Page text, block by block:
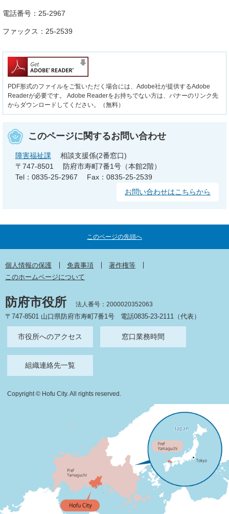
電話番号：25-2967
ファックス：25-2539
PDF形式のファイルをご覧いただく場合には、Adobe社が提供するAdobe
Readerが必要です。
Adobe Readerをお持ちでない方は、バナーのリンク先
からダウンロードしてください。（無料）
このページに関するお問い合わせ
障害福祉課
相談支援係(2番窓口)
〒747-8501
防府市寿町7番1号（本館2階）
Tel：0835-25-2967
Fax：0835-25-2539
お問い合わせはこちらから
このページの先頭へ
個人情報の保護 免責事項
著作権等
このホームページについて
防府市役所 法人番号：2000020352063
〒747-8501 山口県防府市寿町7番1号 電話0835-23-2111（代表）
市役所へのアクセス 窓口業務時間
組織連絡先一覧
Copyright © Hofu City. All rights reserved.